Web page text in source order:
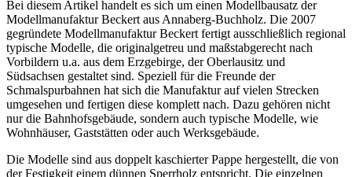
Bei diesem Artikel handelt es sich um einen Modellbausatz der
Modellmanufaktur Beckert aus Annaberg-Buchholz. Die 2007
gegründete Modellmanufaktur Beckert fertigt ausschließlich regional
typische Modelle, die originalgetreu und maßstabgerecht nach
Vorbildern u.a. aus dem Erzgebirge, der Oberlausitz und
Südsachsen gestaltet sind. Speziell für die Freunde der
Schmalspurbahnen hat sich die Manufaktur auf vielen Strecken
umgesehen und fertigen diese komplett nach. Dazu gehören nicht
nur die Bahnhofsgebäude, sondern auch typische Modelle, wie
Wohnhäuser, Gaststätten oder auch Werksgebäude.
Die Modelle sind aus doppelt kaschierter Pappe hergestellt, die von
der Festigkeit einem dünnen Sperrholz entspricht. Die einzelnen